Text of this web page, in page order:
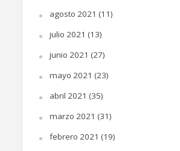
agosto 2021 (11)
julio 2021 (13)
junio 2021 (27)
mayo 2021 (23)
abril 2021 (35)
marzo 2021 (31)
febrero 2021 (19)